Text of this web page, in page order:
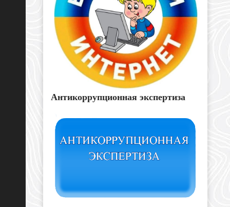
Антикоррупционная экспертиза